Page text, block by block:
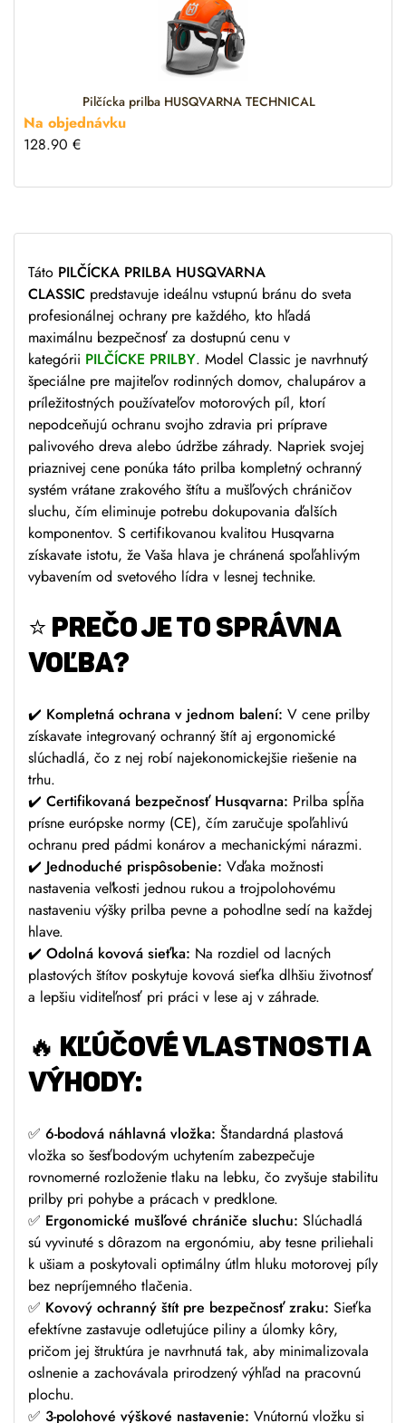
Pilčícka prilba HUSQVARNA TECHNICAL
Na objednávku
128.90 €
Táto PILČÍCKA PRILBA HUSQVARNA
CLASSIC predstavuje ideálnu vstupnú bránu do sveta
profesionálnej ochrany pre každého, kto hľadá
maximálnu bezpečnosť za dostupnú cenu v
kategórii PILČÍCKE PRILBY. Model Classic je navrhnutý
špeciálne pre majiteľov rodinných domov, chalupárov a
príležitostných používateľov motorových píl, ktorí
nepodceňujú ochranu svojho zdravia pri príprave
palivového dreva alebo údržbe záhrady. Napriek svojej
priaznivej cene ponúka táto prilba kompletný ochranný
systém vrátane zrakového štítu a mušľových chráničov
sluchu, čím eliminuje potrebu dokupovania ďalších
komponentov. S certifikovanou kvalitou Husqvarna
získavate istotu, že Vaša hlava je chránená spoľahlivým
vybavením od svetového lídra v lesnej technike.
⭐ PREČO JE TO SPRÁVNA
VOĽBA?
✔️ Kompletná ochrana v jednom balení: V cene prilby
získavate integrovaný ochranný štít aj ergonomické
slúchadlá, čo z nej robí najekonomickejšie riešenie na
trhu.
✔️ Certifikovaná bezpečnosť Husqvarna: Prilba spĺňa
prísne európske normy (CE), čím zaručuje spoľahlivú
ochranu pred pádmi konárov a mechanickými nárazmi.
✔️ Jednoduché prispôsobenie: Vďaka možnosti
nastavenia veľkosti jednou rukou a trojpolohovému
nastaveniu výšky prilba pevne a pohodlne sedí na každej
hlave.
✔️ Odolná kovová sieťka: Na rozdiel od lacných
plastových štítov poskytuje kovová sieťka dlhšiu životnosť
a lepšiu viditeľnosť pri práci v lese aj v záhrade.
🔥 KĽÚČOVÉ VLASTNOSTI A
VÝHODY:
✅ 6-bodová náhlavná vložka: Štandardná plastová
vložka so šesťbodovým uchytením zabezpečuje
rovnomerné rozloženie tlaku na lebku, čo zvyšuje stabilitu
prilby pri pohybe a prácach v predklone.
✅ Ergonomické mušľové chrániče sluchu: Slúchadlá
sú vyvinuté s dôrazom na ergonómiu, aby tesne priliehali
k ušiam a poskytovali optimálny útlm hluku motorovej píly
bez nepríjemného tlačenia.
✅ Kovový ochranný štít pre bezpečnosť zraku: Sieťka
efektívne zastavuje odletujúce piliny a úlomky kôry,
pričom jej štruktúra je navrhnutá tak, aby minimalizovala
oslnenie a zachovávala prirodzený výhľad na pracovnú
plochu.
✅ 3-polohové výškové nastavenie: Vnútornú vložku si